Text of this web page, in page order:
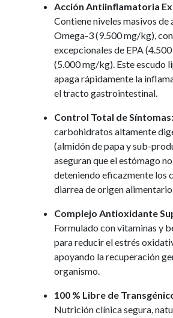
Acción Antiinflamatoria
Contiene niveles masivos de
Omega-3 (9.500 mg/kg),
excepcionales de EPA
(5.000 mg/kg). Este escudo
apaga rápidamente la
el tracto gastrointestinal.
Control Total de Síntomas:
carbohidratos altamente
(almidón de papa y sub-
aseguran que el estómago
deteniendo eficazmente los
diarrea de origen
Complejo Antioxidante
Formulado con vitaminas y
para reducir el estrés
apoyando la recuperación
organismo.
100 % Libre de
Nutrición clínica segura,